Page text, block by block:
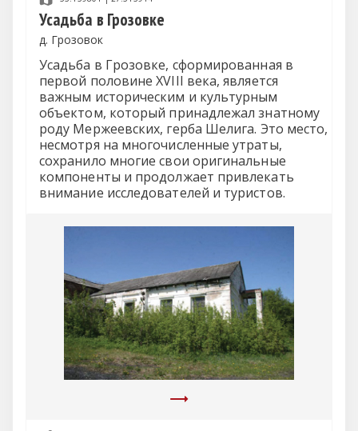
Усадьба в Грозовке
д. Грозовок
Усадьба в Грозовке, сформированная в
первой половине XVIII века, является
важным историческим и культурным
объектом, который принадлежал знатному
роду Мержеевских, герба Шелига. Это место,
несмотря на многочисленные утраты,
сохранило многие свои оригинальные
компоненты и продолжает привлекать
внимание исследователей и туристов.